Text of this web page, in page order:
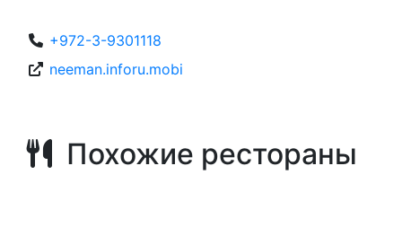
+972-3-9301118
neeman.inforu.mobi
Похожие рестораны